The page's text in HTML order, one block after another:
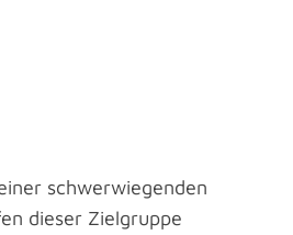
schwerwiegenden
dieser Zielgruppe